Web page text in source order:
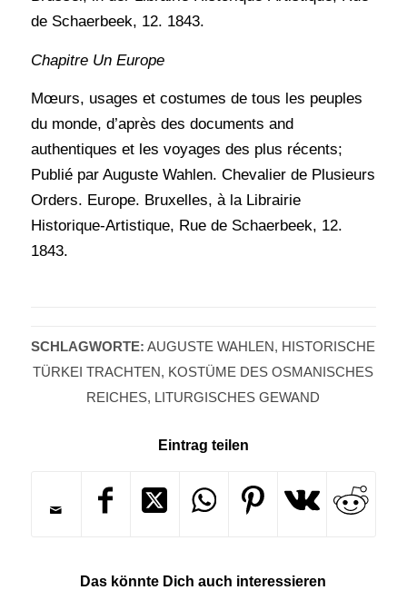
de Schaerbeek, 12. 1843.
Chapitre Un Europe
Mœurs, usages et costumes de tous les peuples
du monde, d’après des documents and
authentiques et les voyages des plus récents;
Publié par Auguste Wahlen. Chevalier de Plusieurs
Orders. Europe. Bruxelles, à la Librairie
Historique-Artistique, Rue de Schaerbeek, 12.
1843.
SCHLAGWORTE: AUGUSTE WAHLEN, HISTORISCHE
TÜRKEI TRACHTEN, KOSTÜME DES OSMANISCHES
REICHES, LITURGISCHES GEWAND
Eintrag teilen
Das könnte Dich auch interessieren